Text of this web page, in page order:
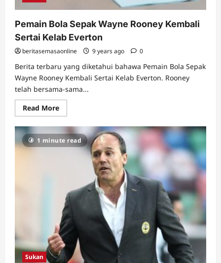
Pemain Bola Sepak Wayne Rooney Kembali
Sertai Kelab Everton
beritasemasaonline 9 years ago 0
Berita terbaru yang diketahui bahawa Pemain Bola Sepak
Wayne Rooney Kembali Sertai Kelab Everton. Rooney
telah bersama-sama...
Read MoreRead
more
Pemain
Bola
Sepak
Wayne
Everton
1 minute read
Sukan